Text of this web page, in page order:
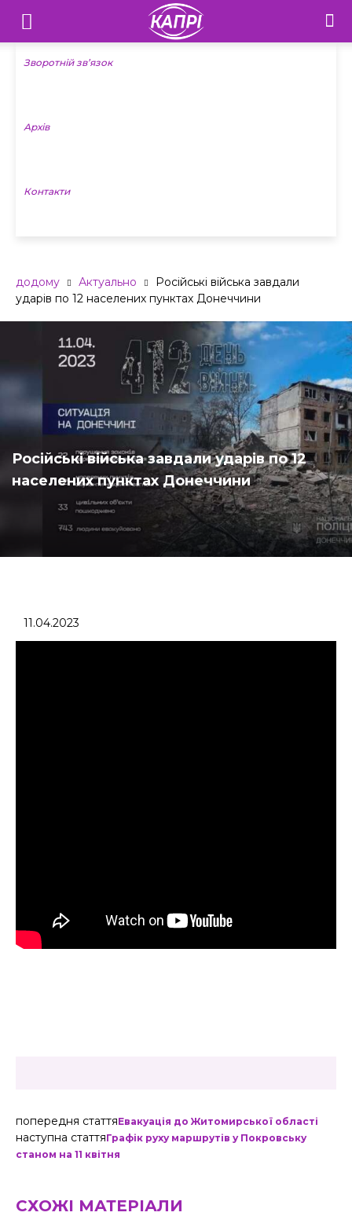
Телебачення
«Капрі»
Новини
Зворотній зв’язок
Архів
Контакти
додому Актуально
Російські війська завдали
ударів по 12 населених пунктах Донеччини
Російські війська завдали ударів по 12
населених пунктах Донеччини
11.04.2023
попередня статтяЕвакуація до Житомирської області
наступна статтяГрафік руху маршрутів у Покровську
станом на 11 квітня
СХОЖІ МАТЕРІАЛИ